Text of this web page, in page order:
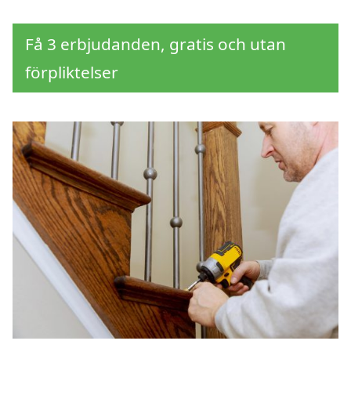
Få 3 erbjudanden, gratis och utan
förpliktelser